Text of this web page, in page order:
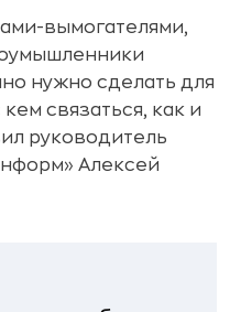
вымогателями,
нужно сделать для
связаться, как и
руководитель
Алексей